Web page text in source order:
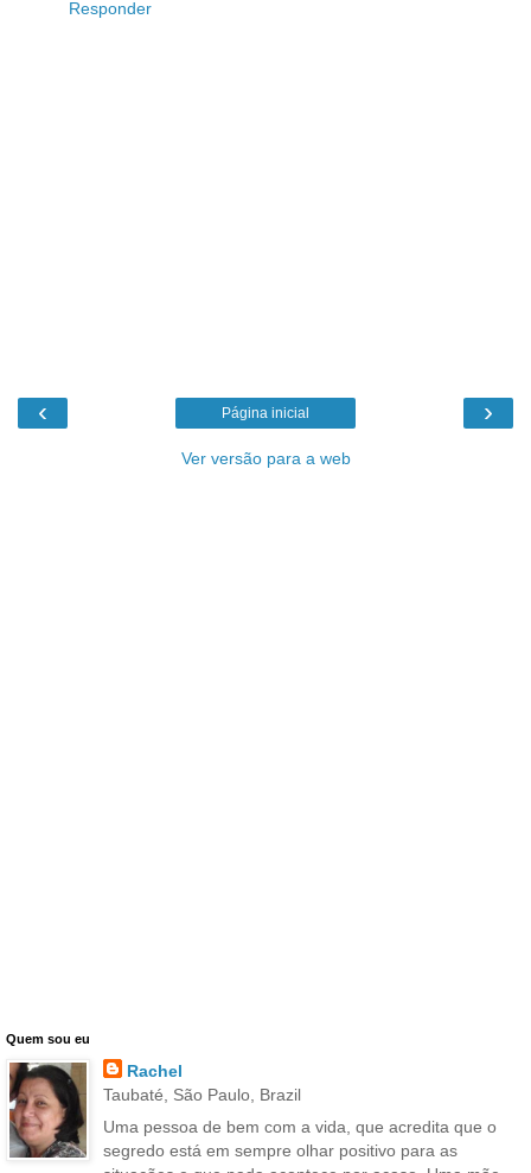
Responder
‹ ›
Página inicial
Ver versão para a web
Quem sou eu
Rachel
Taubaté, São Paulo, Brazil
Uma pessoa de bem com a vida, que acredita que o
segredo está em sempre olhar positivo para as